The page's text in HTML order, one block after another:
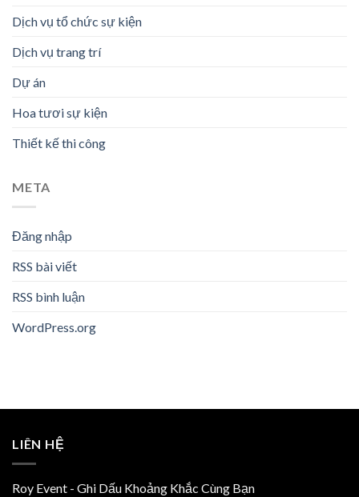
Dịch vụ tổ chức sự kiện
Dịch vụ trang trí
Dự án
Hoa tươi sự kiện
Thiết kế thi công
META
Đăng nhập
RSS bài viết
RSS bình luận
WordPress.org
LIÊN HỆ
Roy Event - Ghi Dấu Khoảng Khắc Cùng Bạn